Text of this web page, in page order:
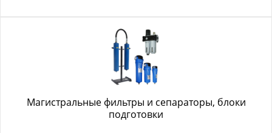
Магистральные фильтры и сепараторы, блоки
подготовки